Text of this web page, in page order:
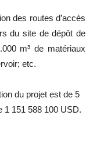
des routes d’accès
du site de dépôt de
m³ de matériaux
etc.
du projet est de 5
1 151 588 100 USD.